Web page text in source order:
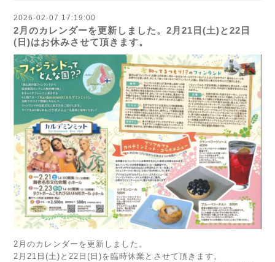
2026-02-07 17:19:00
2月のカレンダーを更新しました。2月21日(土)と22日
(日)はお休みさせて頂きます。
2月のカレンダーを更新しました。
2月21日(土)と22日(日)を臨時休業とさせて頂きます。